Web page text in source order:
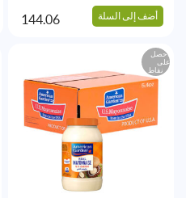
أضف إلى السلة 144.06
احصل
على
نقاط